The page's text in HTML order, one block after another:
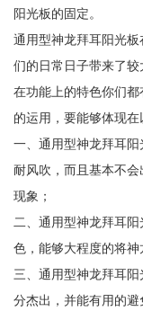
阳光板的固定。
通用型神龙拜耳阳光
们的日常日子带来了
在功能上的特色你们
的运用，要能够体现在
一、通用型神龙拜耳
耐风吹，而且基本不
现象；
二、通用型神龙拜耳
色，能够大程度的将神
三、通用型神龙拜耳
分杰出，并能有用的避